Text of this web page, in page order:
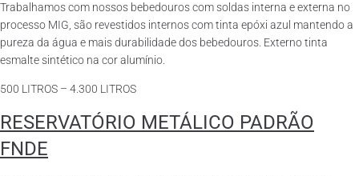
Trabalhamos com nossos bebedouros com soldas interna e externa no
processo MIG, são revestidos internos com tinta epóxi azul mantendo a
pureza da água e mais durabilidade dos bebedouros. Externo tinta
esmalte sintético na cor alumínio.
500 LITROS – 4.300 LITROS
RESERVATÓRIO METÁLICO PADRÃO
FNDE